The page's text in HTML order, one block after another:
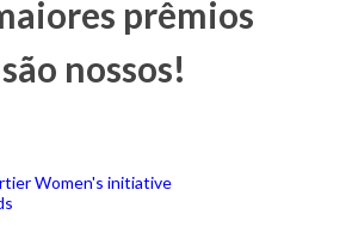
prêmios
são nossos!